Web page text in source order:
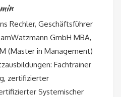
Rechler, Geschäftsführer
GmbH MBA,
(Master in Management)
Fachtrainer
zertifizierter
Systemischer